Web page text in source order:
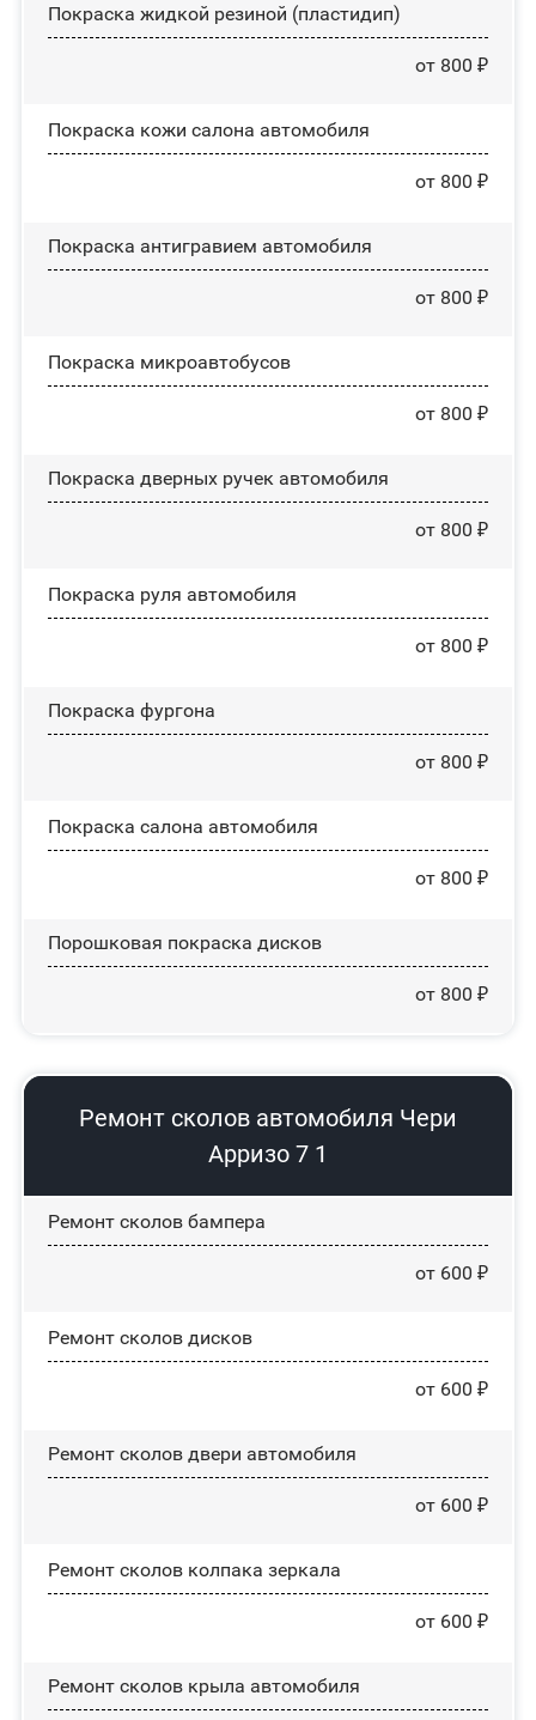
Покраска жидкой резиной (пластидип)
от 800 ₽
Покраска кожи салона автомобиля
от 800 ₽
Покраска антигравием автомобиля
от 800 ₽
Покраска микроавтобусов
от 800 ₽
Покраска дверных ручек автомобиля
от 800 ₽
Покраска руля автомобиля
от 800 ₽
Покраска фургона
от 800 ₽
Покраска салона автомобиля
от 800 ₽
Порошковая покраска дисков
от 800 ₽
Ремонт сколов автомобиля Чери
Арризо 7 1
Ремонт сколов бампера
от 600 ₽
Ремонт сколов дисков
от 600 ₽
Ремонт сколов двери автомобиля
от 600 ₽
Ремонт сколов колпака зеркала
от 600 ₽
Ремонт сколов крыла автомобиля